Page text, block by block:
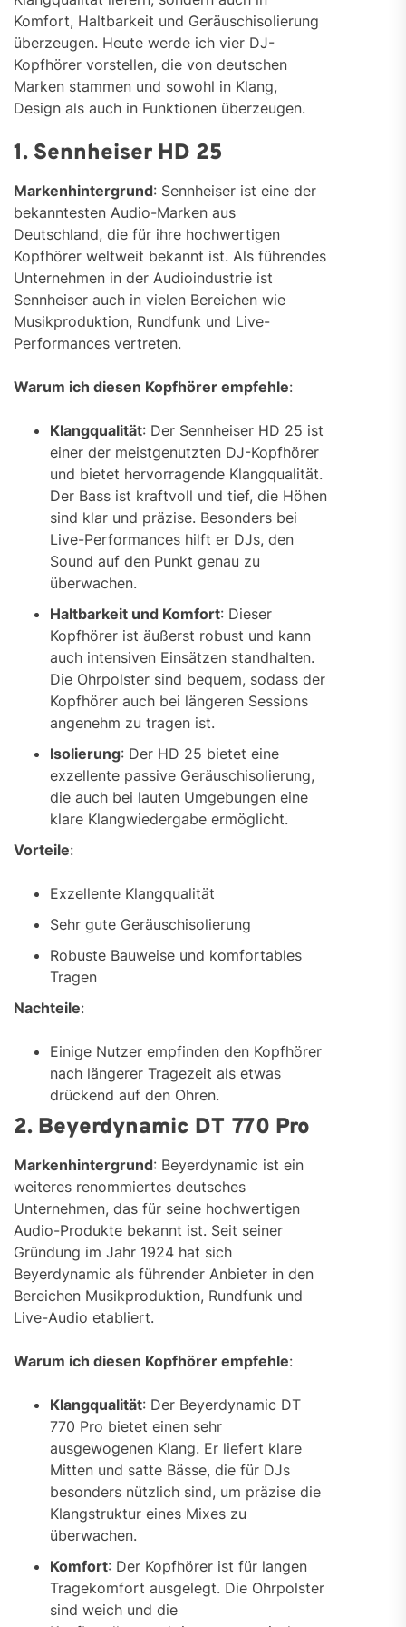
Komfort, Haltbarkeit und Geräuschisolierung
überzeugen. Heute werde ich vier DJ-
Kopfhörer vorstellen, die von deutschen
Marken stammen und sowohl in Klang,
Design als auch in Funktionen überzeugen.
1. Sennheiser HD 25
Markenhintergrund: Sennheiser ist eine der
bekanntesten Audio-Marken aus
Deutschland, die für ihre hochwertigen
Kopfhörer weltweit bekannt ist. Als führendes
Unternehmen in der Audioindustrie ist
Sennheiser auch in vielen Bereichen wie
Musikproduktion, Rundfunk und Live-
Performances vertreten.
Warum ich diesen Kopfhörer empfehle:
Klangqualität: Der Sennheiser HD 25 ist
einer der meistgenutzten DJ-Kopfhörer
und bietet hervorragende Klangqualität.
Der Bass ist kraftvoll und tief, die Höhen
sind klar und präzise. Besonders bei
Live-Performances hilft er DJs, den
Sound auf den Punkt genau zu
überwachen.
Haltbarkeit und Komfort: Dieser
Kopfhörer ist äußerst robust und kann
auch intensiven Einsätzen standhalten.
Die Ohrpolster sind bequem, sodass der
Kopfhörer auch bei längeren Sessions
angenehm zu tragen ist.
Isolierung: Der HD 25 bietet eine
exzellente passive Geräuschisolierung,
die auch bei lauten Umgebungen eine
klare Klangwiedergabe ermöglicht.
Vorteile:
Exzellente Klangqualität
Sehr gute Geräuschisolierung
Robuste Bauweise und komfortables
Tragen
Nachteile:
Einige Nutzer empfinden den Kopfhörer
nach längerer Tragezeit als etwas
drückend auf den Ohren.
2. Beyerdynamic DT 770 Pro
Markenhintergrund: Beyerdynamic ist ein
weiteres renommiertes deutsches
Unternehmen, das für seine hochwertigen
Audio-Produkte bekannt ist. Seit seiner
Gründung im Jahr 1924 hat sich
Beyerdynamic als führender Anbieter in den
Bereichen Musikproduktion, Rundfunk und
Live-Audio etabliert.
Warum ich diesen Kopfhörer empfehle:
Klangqualität: Der Beyerdynamic DT
770 Pro bietet einen sehr
ausgewogenen Klang. Er liefert klare
Mitten und satte Bässe, die für DJs
besonders nützlich sind, um präzise die
Klangstruktur eines Mixes zu
überwachen.
Komfort: Der Kopfhörer ist für langen
Tragekomfort ausgelegt. Die Ohrpolster
sind weich und die